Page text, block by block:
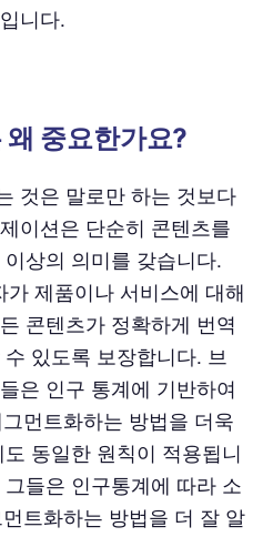
니다.
중요한가요?
것은 말로만 하는 것보다
이션은 단순히 콘텐츠를
상의 의미를 갖습니다.
가 제품이나 서비스에 대해
콘텐츠가 정확하게 번역
있도록 보장합니다. 브
은 인구 통계에 기반하여
먼트화하는 방법을 더욱
동일한 원칙이 적용됩니
들은 인구통계에 따라 소
트화하는 방법을 더 잘 알